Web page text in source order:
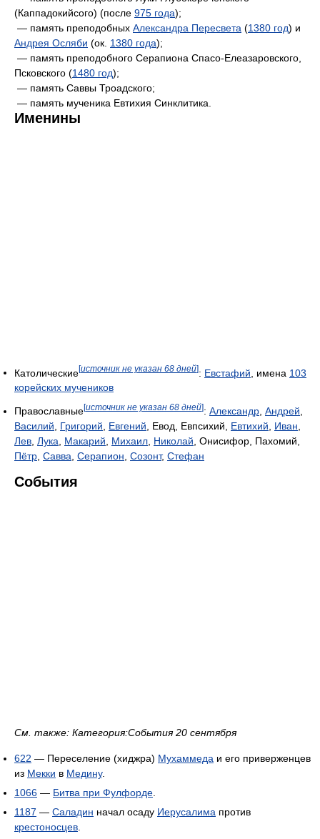
(Каппадокийсого) (после 975 года);
— память преподобных Александра Пересвета (1380 год) и
Андрея Осляби (ок. 1380 года);
— память преподобного Серапиона Спасо-Елеазаровского,
Псковского (1480 год);
— память Саввы Троадского;
— память мученика Евтихия Синклитика.
Именины
Католические[источник не указан 68 дней]: Евстафий , имена 103
корейских мучеников
Православные[источник не указан 68 дней]: Александр Андрей
Василий
Григорий Евгений , Евод, Евпсихий, Евтихий Иван
Лев Лука Макарий Михаил Николай , Онисифор, Пахомий,
Пётр Савва Серапион Созонт, Стефан
События
См. также: Категория:События 20 сентября
622 — Переселение (хиджра) Мухаммеда и его приверженцев
из Мекки в Медину.
1066 — Битва при Фулфорде
1187 — Саладин начал осаду Иерусалима против
крестоносцев